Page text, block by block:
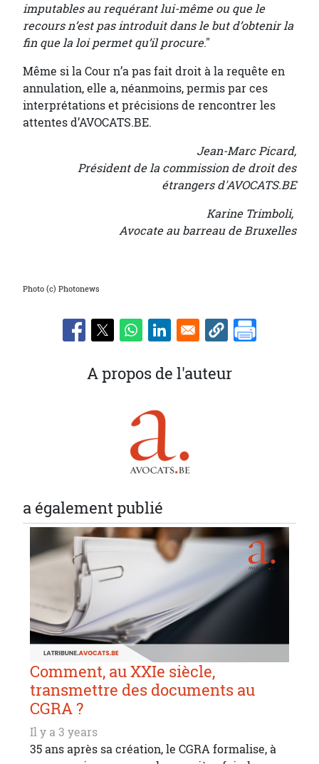
imputables au requérant lui-même ou que le
recours n’est pas introduit dans le but d’obtenir la
fin que la loi permet qu’il procure."
Même si la Cour n’a pas fait droit à la requête en
annulation, elle a, néanmoins, permis par ces
interprétations et précisions de rencontrer les
attentes d’AVOCATS.BE.
Jean-Marc Picard,
Président de la commission de droit des
étrangers d'AVOCATS.BE
Karine Trimboli,
Avocate au barreau de Bruxelles
Photo (c) Photonews
A propos de l'auteur
a également publié
Comment, au XXIe siècle,
transmettre des documents au
CGRA ?
Il y a 3 years
35 ans après sa création, le CGRA formalise, à